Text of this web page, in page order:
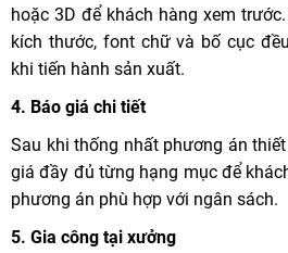
hoặc 3D để khách hàng xem
kích thước, font chữ và bố cục
khi tiến hành sản xuất.
4. Báo giá chi tiết
Sau khi thống nhất phương án
giá đầy đủ từng hạng mục để
phương án phù hợp với ngân sách.
5. Gia công tại xưởng